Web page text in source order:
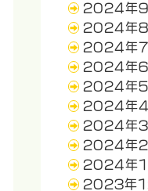
2024年9
2024年8
2024年7
2024年6
2024年5
2024年4
2024年3
2024年2
2024年1
2023年